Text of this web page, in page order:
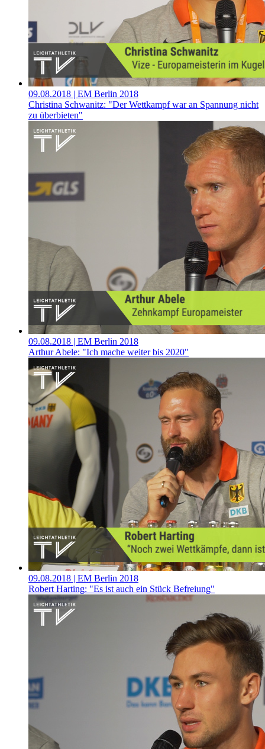
09.08.2018 | EM Berlin 2018
Christina Schwanitz: "Der Wettkampf war an Spannung nicht
zu überbieten"
09.08.2018 | EM Berlin 2018
Arthur Abele: "Ich mache weiter bis 2020"
09.08.2018 | EM Berlin 2018
Robert Harting: "Es ist auch ein Stück Befreiung"